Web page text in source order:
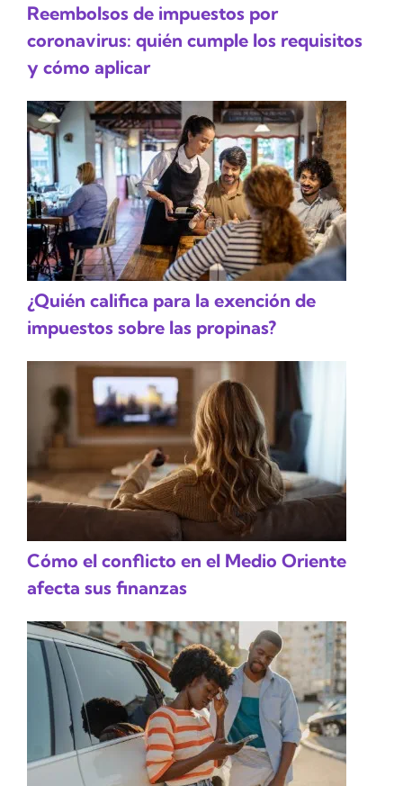
Reembolsos de impuestos por
coronavirus: quién cumple los requisitos
y cómo aplicar
¿Quién califica para la exención de
impuestos sobre las propinas?
Cómo el conflicto en el Medio Oriente
afecta sus finanzas